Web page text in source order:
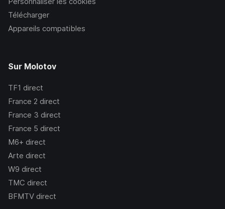
Télécharger
Appareils compatibles
Sur Molotov
TF1 direct
France 2 direct
France 3 direct
France 5 direct
M6+ direct
Arte direct
W9 direct
TMC direct
BFMTV direct